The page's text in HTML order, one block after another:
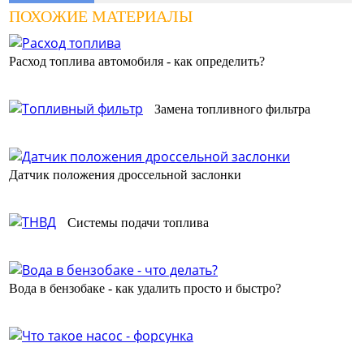
ПОХОЖИЕ МАТЕРИАЛЫ
Расход топлива автомобиля - как определить?
Замена топливного фильтра
Датчик положения дроссельной заслонки
Системы подачи топлива
Вода в бензобаке - как удалить просто и быстро?